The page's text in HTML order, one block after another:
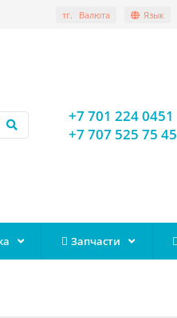
тг. Валюта Язык
+7 701 224 0451
+7 707 525 75 45
Запчасти